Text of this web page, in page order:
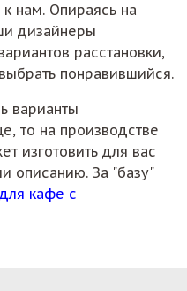
нам. Опираясь на
дизайнеры
расстановки,
понравившийся.
варианты
то на производстве
изготовить для вас
описанию. За "базу"
кафе с